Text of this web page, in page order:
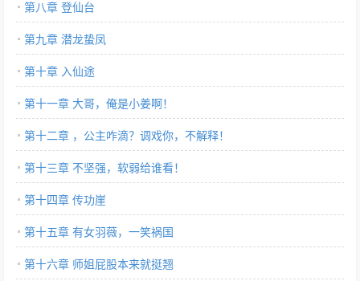
第八章 登仙台
第九章 潜龙蛰凤
第十章 入仙途
第十一章 大哥，俺是小姜啊！
第十二章 ，公主咋滴？调戏你，不解释！
第十三章 不坚强，软弱给谁看！
第十四章 传功崖
第十五章 有女羽薇，一笑祸国
第十六章 师姐屁股本来就挺翘